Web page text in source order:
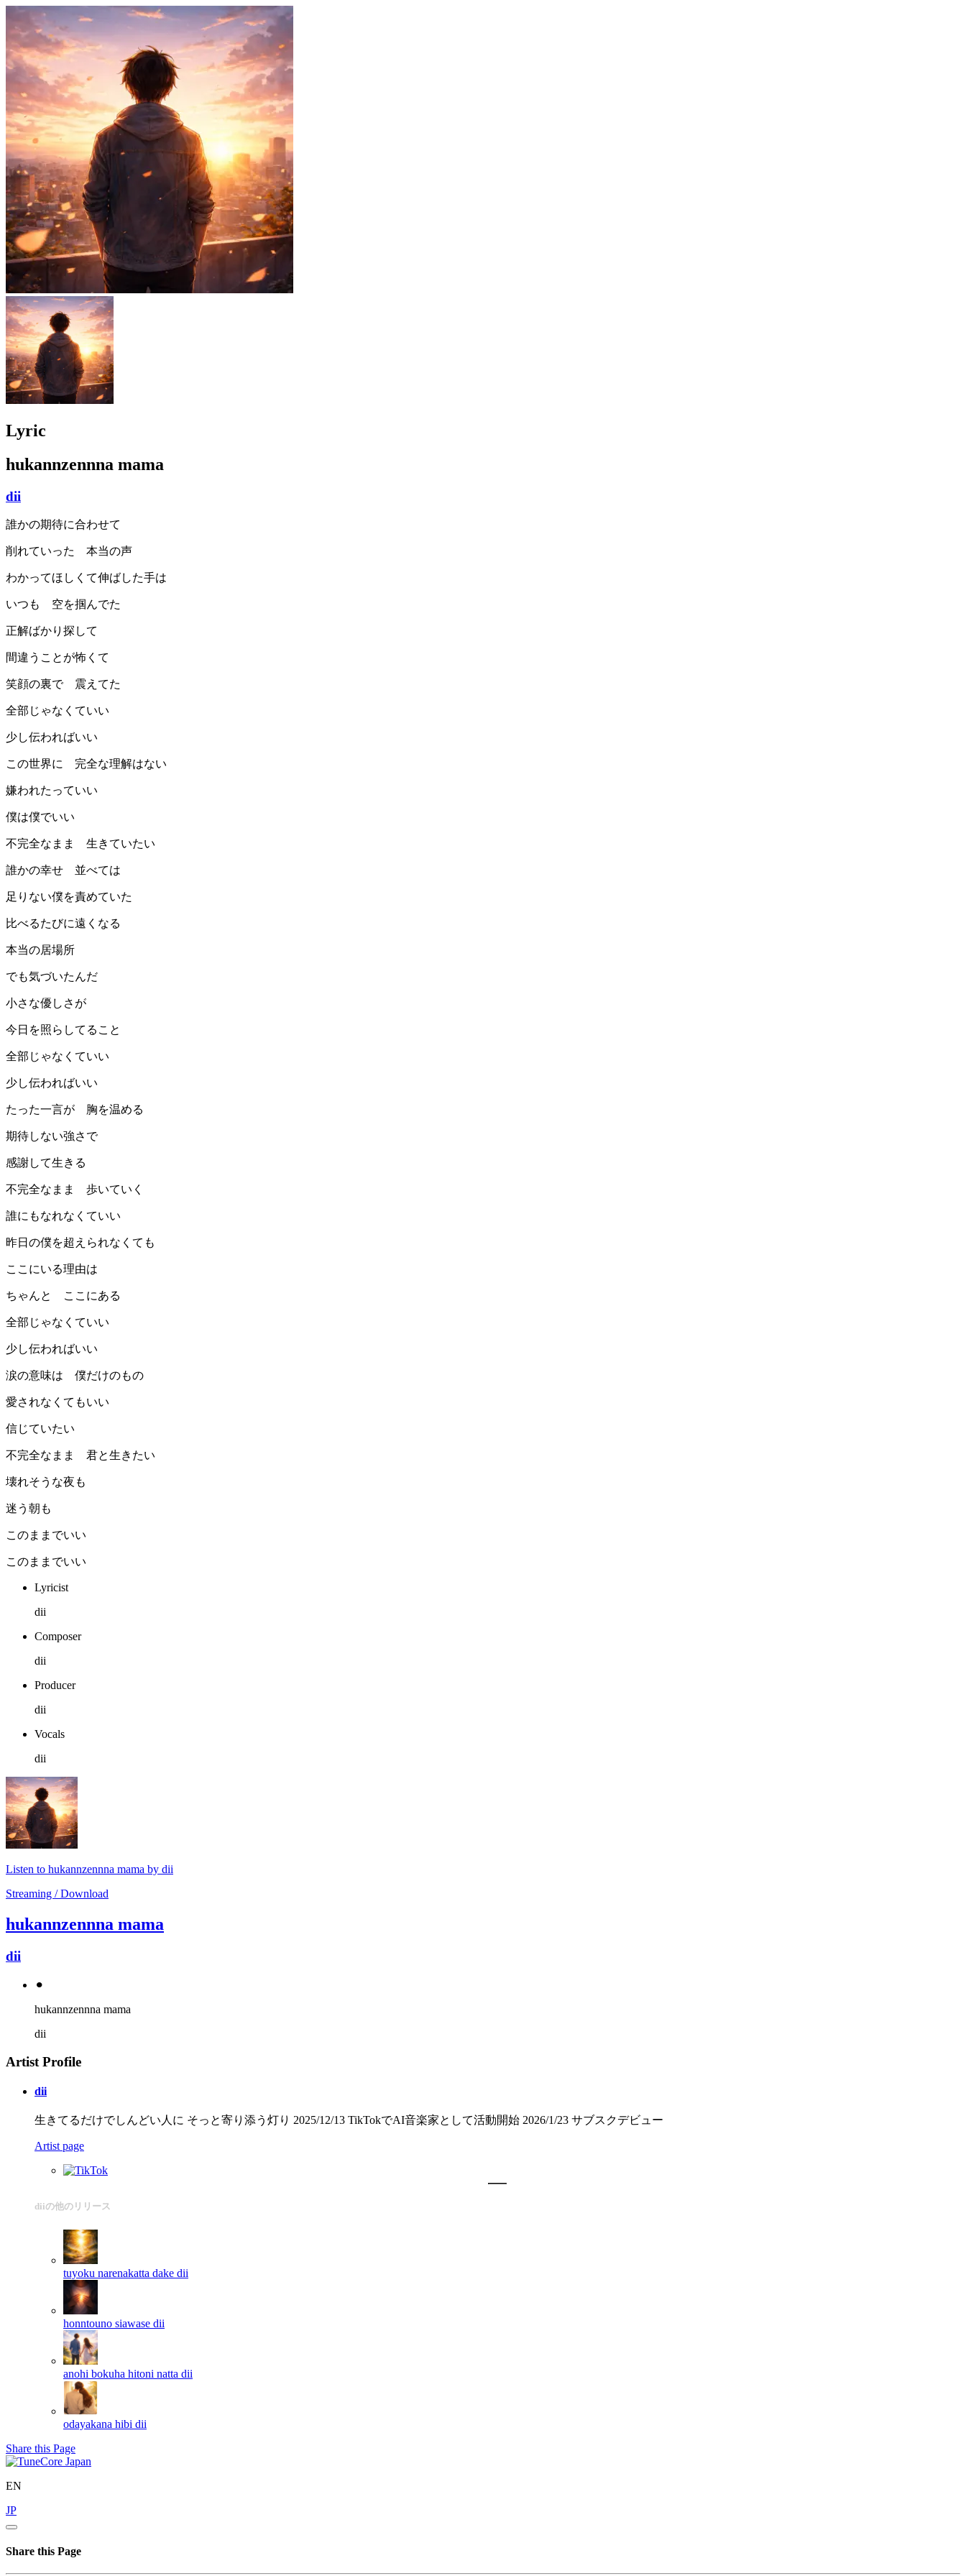
Lyric
hukannzennna mama
dii
誰かの期待に合わせて
削れていった 本当の声
わかってほしくて伸ばした手は
いつも 空を掴んでた
正解ばかり探して
間違うことが怖くて
笑顔の裏で 震えてた
全部じゃなくていい
少し伝わればいい
この世界に 完全な理解はない
嫌われたっていい
僕は僕でいい
不完全なまま 生きていたい
誰かの幸せ 並べては
足りない僕を責めていた
比べるたびに遠くなる
本当の居場所
でも気づいたんだ
小さな優しさが
今日を照らしてること
全部じゃなくていい
少し伝わればいい
たった一言が 胸を温める
期待しない強さで
感謝して生きる
不完全なまま 歩いていく
誰にもなれなくていい
昨日の僕を超えられなくても
ここにいる理由は
ちゃんと ここにある
全部じゃなくていい
少し伝わればいい
涙の意味は 僕だけのもの
愛されなくてもいい
信じていたい
不完全なまま 君と生きたい
壊れそうな夜も
迷う朝も
このままでいい
このままでいい
Lyricist
dii
Composer
dii
Producer
dii
Vocals
dii
Listen to hukannzennna mama by dii
Streaming / Download
hukannzennna mama
dii
⚫︎
hukannzennna mama
dii
Artist Profile
dii
生きてるだけでしんどい人に そっと寄り添う灯り 2025/12/13 TikTokでAI音楽家として活動開始 2026/1/23 サブスクデビュー
Artist page
diiの他のリリース
tuyoku narenakatta dake dii
honntouno siawase dii
anohi bokuha hitoni natta dii
odayakana hibi dii
Share this Page
EN
JP
Share this Page